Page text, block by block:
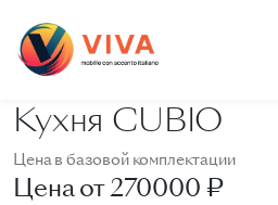
Кухня CUBIO
Цена в базовой комплектации
Цена от270000 ₽